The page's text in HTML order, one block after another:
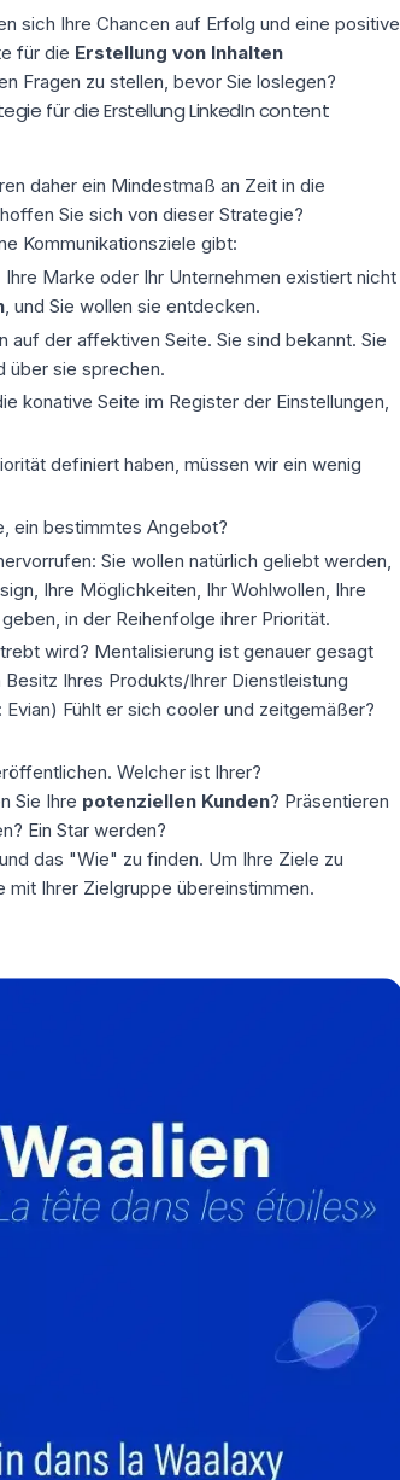
sich Ihre Chancen auf Erfolg und eine positive
für die Erstellung von Inhalten
Fragen zu stellen, bevor Sie loslegen?
für die Erstellung LinkedIn content
daher ein Mindestmaß an Zeit in die
Sie sich von dieser Strategie?
Kommunikationsziele gibt:
Marke oder Ihr Unternehmen existiert nicht
, und Sie wollen sie entdecken.
auf der affektiven Seite. Sie sind bekannt. Sie
über sie sprechen.
konative Seite im Register der Einstellungen,
definiert haben, müssen wir ein wenig
ein bestimmtes Angebot?
Sie wollen natürlich geliebt werden,
Ihre Möglichkeiten, Ihr Wohlwollen, Ihre
in der Reihenfolge ihrer Priorität.
wird? Mentalisierung ist genauer gesagt
Ihres Produkts/Ihrer Dienstleistung
Fühlt er sich cooler und zeitgemäßer?
. Welcher ist Ihrer?
Sie Ihre potenziellen Kunden? Präsentieren
Ein Star werden?
das "Wie" zu finden. Um Ihre Ziele zu
Ihrer Zielgruppe übereinstimmen.